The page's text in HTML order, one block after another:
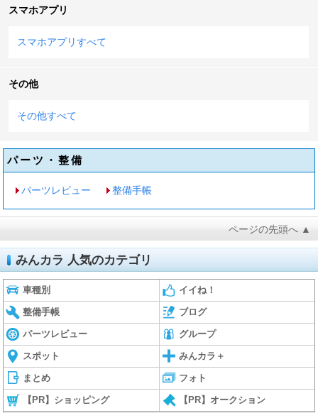
スマホアプリ
スマホアプリすべて
その他
その他すべて
パーツ・整備
パーツレビュー 整備手帳
ページの先頭へ ▲
みんカラ 人気のカテゴリ
車種別 イイね！
整備手帳 ブログ
パーツレビュー グループ
スポット みんカラ＋
まとめ フォト
【PR】ショッピング 【PR】オークション